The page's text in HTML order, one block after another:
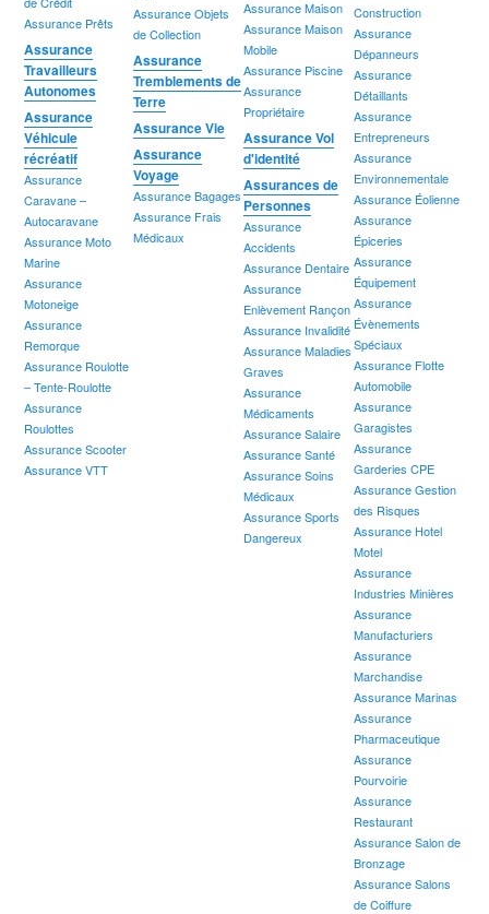
Construction
Assurance
Dépanneurs
Assurance
Détaillants
Assurance
Entrepreneurs
Assurance
Environnementale
Assurance Éolienne
Assurance
Épiceries
Assurance
Équipement
Assurance
Évènements
Spéciaux
Assurance Flotte
Automobile
Assurance
Garagistes
Assurance
Garderies CPE
Assurance Gestion
des Risques
Assurance Hotel
Motel
Assurance
Industries Minières
Assurance
Manufacturiers
Assurance
Marchandise
Assurance Marinas
Assurance
Pharmaceutique
Assurance
Pourvoirie
Assurance
Restaurant
Assurance Salon de
Bronzage
Assurance Salons
de Coiffure
Assurance Maison
Assurance Maison
Mobile
Assurance Piscine
Assurance
Propriétaire
Assurance Objets
de Collection
Assurance Prêts
Assurance
Travailleurs
Autonomes
Assurance
Tremblements de
Terre
Assurance
Véhicule
récréatif
Assurance
Caravane –
Autocaravane
Assurance Moto
Marine
Assurance
Motoneige
Assurance
Remorque
Assurance Roulotte
– Tente-Roulotte
Assurance
Roulottes
Assurance Scooter
Assurance VTT
Assurance Vie
Assurance Vol
d'identité
Assurance
Voyage
Assurance Bagages
Assurance Frais
Médicaux
Assurances de
Personnes
Assurance
Accidents
Assurance Dentaire
Assurance
Enlèvement Rançon
Assurance Invalidité
Assurance Maladies
Graves
Assurance
Médicaments
Assurance Salaire
Assurance Santé
Assurance Soins
Médicaux
Assurance Sports
Dangereux